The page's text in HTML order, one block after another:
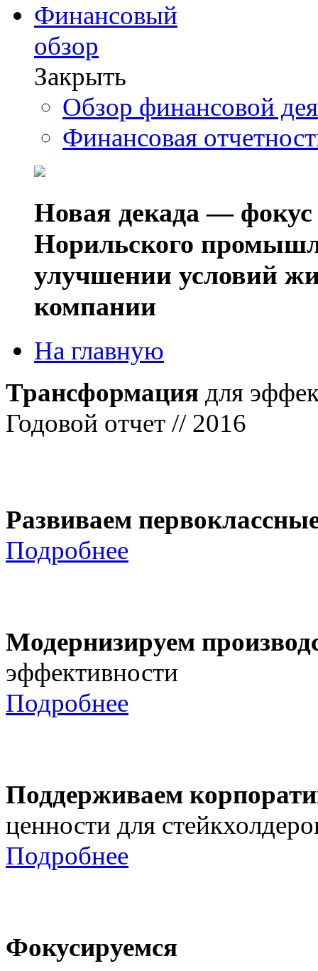
Финансовый
обзор
Закрыть
Обзор финансовой
Финансовая
Новая декада — фокус
Норильского
улучшении условий
компании
На главную
Трансформация для
Годовой отчет // 2016
Развиваем
Подробнее
Модернизируем
эффективности
Подробнее
Поддерживаем
ценности для
Подробнее
Фокусируемся